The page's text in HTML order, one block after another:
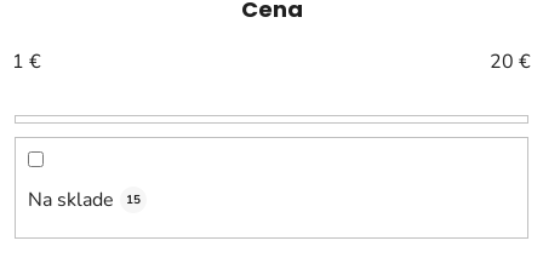
n
i
e
p
o
d
Cena
1 € 20 €
Na sklade 15